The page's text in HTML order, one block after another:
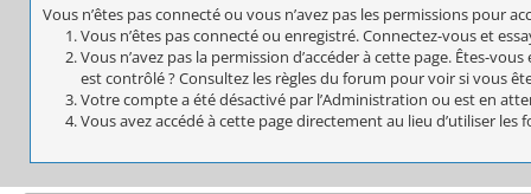
Vous n’êtes pas connecté ou vous n’avez pas les permissions pour
Vous n’êtes pas connecté ou enregistré. Connectez-vous et
Vous n’avez pas la permission d’accéder à cette page. Êtes-
est contrôlé ? Consultez les règles du forum pour voir si vous
Votre compte a été désactivé par l’Administration ou est en
Vous avez accédé à cette page directement au lieu d’utiliser